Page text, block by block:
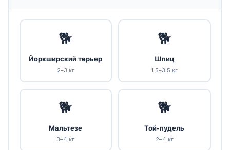
🐕
Йоркширский терьер
2–3 кг
🐕
Шпиц
1.5–3.5 кг
🐕
Мальтезе
3–4 кг
🐕
Той-пудель
2–4 кг